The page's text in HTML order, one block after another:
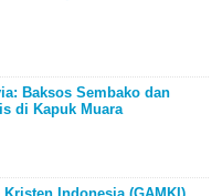
Baksos Sembako dan
di Kapuk Muara